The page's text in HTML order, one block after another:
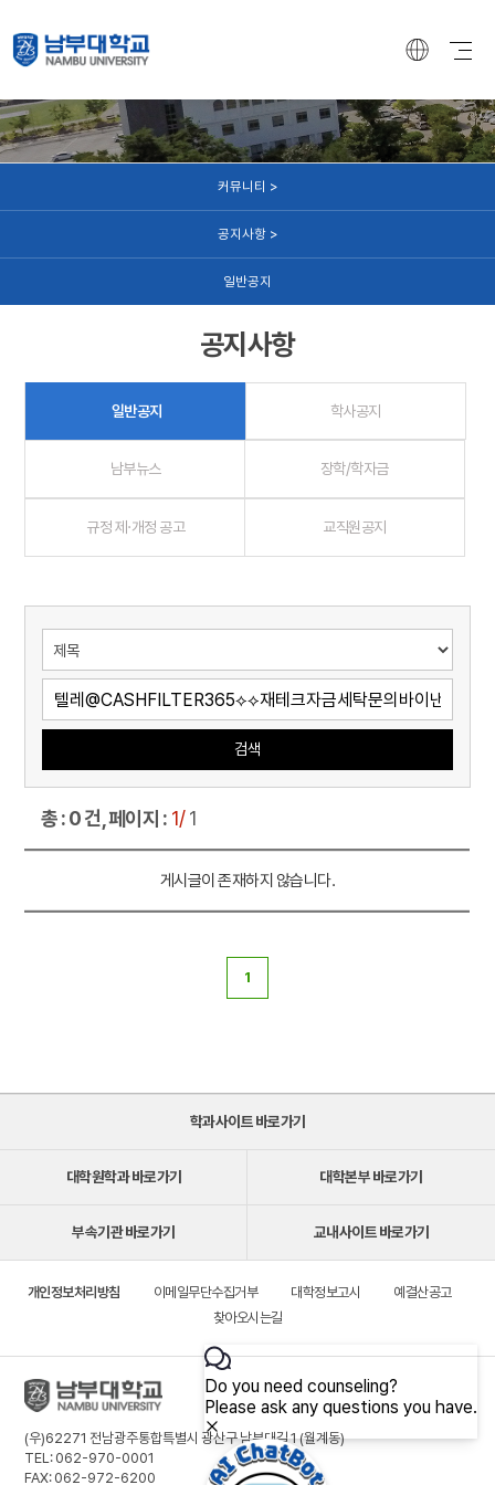
커뮤니티 >
공지사항 >
일반공지
공지사항
일반공지 학사공지
남부뉴스 장학/학자금
규정 제·개정 공고 교직원공지
검색
총 : 0 건, 페이지 : 1/1
게시글이 존재하지 않습니다.
1
학과사이트 바로가기
대학원학과 바로가기 대학본부 바로가기
부속기관 바로가기 교내사이트 바로가기
개인정보처리방침 이메일무단수집거부 대학정보고시
예결산공고
찾아오시는길
(우)62271 전남광주통합특별시 광산구 남부대길 1 (월계동)
TEL: 062-970-0001
FAX: 062-972-6200